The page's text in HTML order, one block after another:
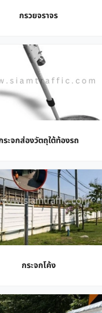
กรวยจราจร
ระจกส่องวัตถุใต้ท้องรถ
กระจกโค้ง